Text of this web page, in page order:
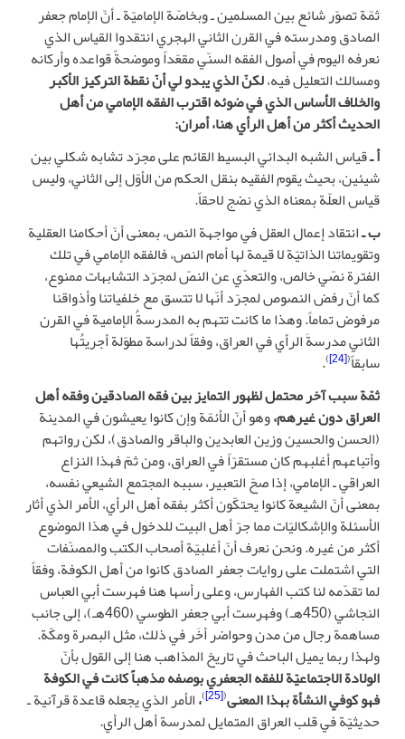
ثمّة تصوّر شائع بين المسلمين ـ وبخاصّة الإماميّة ـ أنّ الإمام جعفر
الصادق ومدرسته في القرن الثاني الهجري انتقدوا القياس الذي
نعرفه اليوم في أصول الفقه السنّي مقعّداً وموضحةً قواعده وأركانه
ومسالك التعليل فيه،لكنّ الذي يبدو لي أنّ نقطة التركيز الأكبر
والخلاف الأساس الذي في ضوئه اقترب الفقه الإمامي من أهل
الحديث أكثر من أهل الرأي هنا، أمران:
أ ـقياس الشبه البدائي البسيط القائم على مجرّد تشابه شكلي بين
شيئين، بحيث يقوم الفقيه بنقل الحكم من الأوّل إلى الثاني، وليس
قياس العلّة بمعناه الذي نضج لاحقاً.
ب ـانتقاد إعمال العقل في مواجهة النص، بمعنى أنّ أحكامنا العقلية
وتقويماتنا الذاتيّة لا قيمة لها أمام النص، فالفقه الإمامي في تلك
الفترة نصّي خالص، والتعدّي عن النصّ لمجرّد التشابهات ممنوع،
كما أنّ رفض النصوص لمجرّد أنّها لا تتسق مع خلفياتنا وأذواقنا
مرفوض تماماً. وهذا ما كانت تتهم به المدرسةُ الإمامية في القرن
الثاني مدرسةَ الرأي في العراق، وفقاً لدراسة مطوّلة أجريتُها
سابقاً(
[24]
)
.
ثمّة سبب آخر محتمل لظهور التمايز بين فقه الصادقين وفقه أهل
العراق دون غيرهم،وهو أنّ الأئمّة وإن كانوا يعيشون في المدينة
(الحسن والحسين وزين العابدين والباقر والصادق)، لكن رواتهم
وأتباعهم أغلبهم كان مستقرّاً في العراق، ومن ثمّ فهذا النزاع
العراقي ـ الإمامي، إذا صحّ التعبير، سببه المجتمع الشيعي نفسه،
بمعنى أنّ الشيعة كانوا يحتكّون أكثر بفقه أهل الرأي، الأمر الذي أثار
الأسئلة والإشكاليّات مما جرّ أهل البيت للدخول في هذا الموضوع
أكثر من غيره. ونحن نعرف أنّ أغلبيّة أصحاب الكتب والمصنّفات
التي اشتملت على روايات جعفر الصادق كانوا من أهل الكوفة، وفقاً
لما تقدّمه لنا كتب الفهارس، وعلى رأسها هنا فهرست أبي العباس
النجاشي (450هـ) وفهرست أبي جعفر الطوسي (460هـ)، إلى جانب
مساهمة رجال من مدن وحواضر أخَر في ذلك، مثل البصرة ومكّة.
ولهذا ربما يميل الباحث في تاريخ المذاهب هنا إلى القول بأنّ
الولادة الاجتماعيّة للفقه الجعفري بوصفه مذهباً كانت في الكوفة
فهو كوفي النشأة بهذا المعنى(
[25]
)،الأمر الذي يجعله قاعدة قرآنية ـ
حديثيّة في قلب العراق المتمايل لمدرسة أهل الرأي.